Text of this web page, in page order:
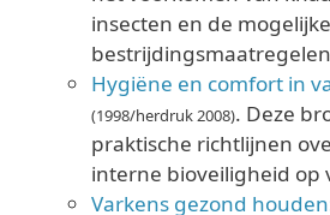
insecten en de mogelijke
Hygiëne en comfort in
(1998/herdruk 2008). Deze
praktische richtlijnen
interne bioveiligheid op
Varkens gezond